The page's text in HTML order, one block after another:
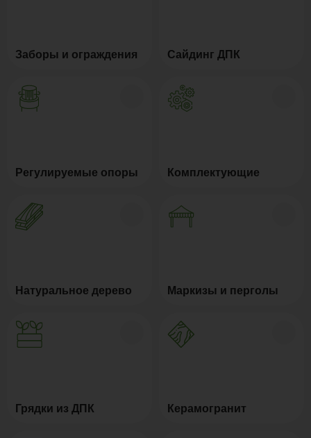
Заборы и ограждения Сайдинг ДПК
Регулируемые опоры Комплектующие
Натуральное дерево Маркизы и перголы
Грядки из ДПК Керамогранит